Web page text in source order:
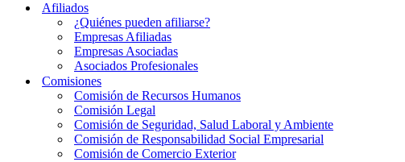
Afiliados
¿Quiénes pueden afiliarse?
Empresas Afiliadas
Empresas Asociadas
Asociados Profesionales
Comisiones
Comisión de Recursos Humanos
Comisión Legal
Comisión de Seguridad, Salud Laboral y Ambiente
Comisión de Responsabilidad Social Empresarial
Comisión de Comercio Exterior